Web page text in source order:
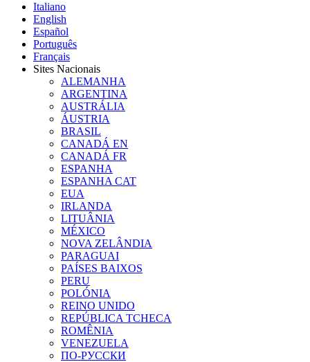
Italiano
English
Español
Português
Français
Sites Nacionais
ALEMANHA
ARGENTINA
AUSTRÁLIA
ÁUSTRIA
BRASIL
CANADÁ EN
CANADÁ FR
ESPANHA
ESPANHA CAT
EUA
IRLANDA
LITUÂNIA
MÉXICO
NOVA ZELÂNDIA
PARAGUAI
PAÍSES BAIXOS
PERU
POLÓNIA
REINO UNIDO
REPÚBLICA TCHECA
ROMÊNIA
VENEZUELA
ПО-РУССКИ